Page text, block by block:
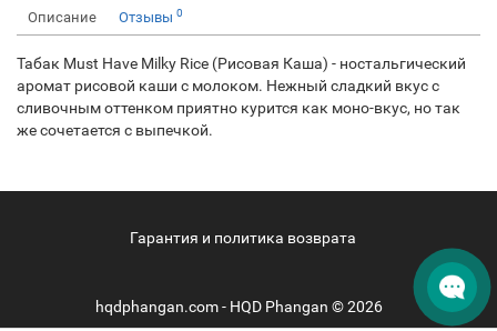
Описание Отзывы 0
Табак Must Have Milky Rice (Рисовая Каша) - ностальгический
аромат рисовой каши с молоком. Нежный сладкий вкус с
сливочным оттенком приятно курится как моно-вкус, но так
же сочетается с выпечкой.
Гарантия и политика возврата
hqdphangan.com - HQD Phangan © 2026